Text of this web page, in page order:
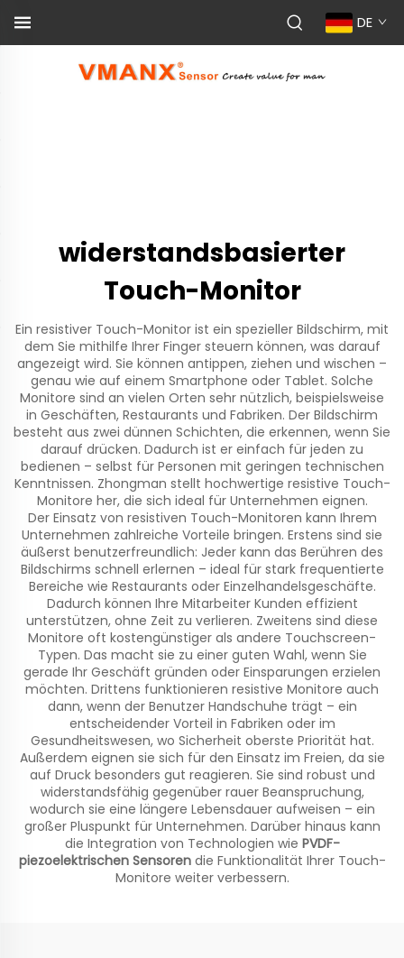
DE
widerstandsbasierter
Touch-Monitor
Ein resistiver Touch-Monitor ist ein spezieller Bildschirm, mit
dem Sie mithilfe Ihrer Finger steuern können, was darauf
angezeigt wird. Sie können antippen, ziehen und wischen –
genau wie auf einem Smartphone oder Tablet. Solche
Monitore sind an vielen Orten sehr nützlich, beispielsweise
in Geschäften, Restaurants und Fabriken. Der Bildschirm
besteht aus zwei dünnen Schichten, die erkennen, wenn Sie
darauf drücken. Dadurch ist er einfach für jeden zu
bedienen – selbst für Personen mit geringen technischen
Kenntnissen. Zhongman stellt hochwertige resistive Touch-
Monitore her, die sich ideal für Unternehmen eignen.
Der Einsatz von resistiven Touch-Monitoren kann Ihrem
Unternehmen zahlreiche Vorteile bringen. Erstens sind sie
äußerst benutzerfreundlich: Jeder kann das Berühren des
Bildschirms schnell erlernen – ideal für stark frequentierte
Bereiche wie Restaurants oder Einzelhandelsgeschäfte.
Dadurch können Ihre Mitarbeiter Kunden effizient
unterstützen, ohne Zeit zu verlieren. Zweitens sind diese
Monitore oft kostengünstiger als andere Touchscreen-
Typen. Das macht sie zu einer guten Wahl, wenn Sie
gerade Ihr Geschäft gründen oder Einsparungen erzielen
möchten. Drittens funktionieren resistive Monitore auch
dann, wenn der Benutzer Handschuhe trägt – ein
entscheidender Vorteil in Fabriken oder im
Gesundheitswesen, wo Sicherheit oberste Priorität hat.
Außerdem eignen sie sich für den Einsatz im Freien, da sie
auf Druck besonders gut reagieren. Sie sind robust und
widerstandsfähig gegenüber rauer Beanspruchung,
wodurch sie eine längere Lebensdauer aufweisen – ein
großer Pluspunkt für Unternehmen. Darüber hinaus kann
die Integration von Technologien wie PVDF-
piezoelektrischen Sensoren die Funktionalität Ihrer Touch-
Monitore weiter verbessern.